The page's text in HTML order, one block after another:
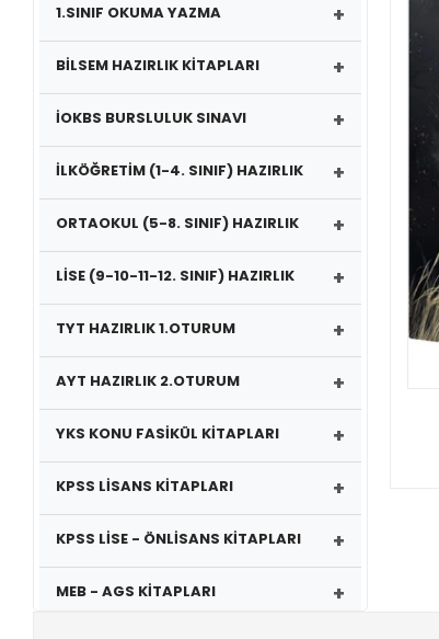
1.SINIF OKUMA YAZMA +
BİLSEM HAZIRLIK KİTAPLARI +
İOKBS BURSLULUK SINAVI +
İLKÖĞRETİM (1-4. SINIF) HAZIRLIK +
ORTAOKUL (5-8. SINIF) HAZIRLIK +
LİSE (9-10-11-12. SINIF) HAZIRLIK +
TYT HAZIRLIK 1.OTURUM +
AYT HAZIRLIK 2.OTURUM +
YKS KONU FASİKÜL KİTAPLARI +
KPSS LİSANS KİTAPLARI +
KPSS LİSE - ÖNLİSANS KİTAPLARI +
MEB - AGS KİTAPLARI +